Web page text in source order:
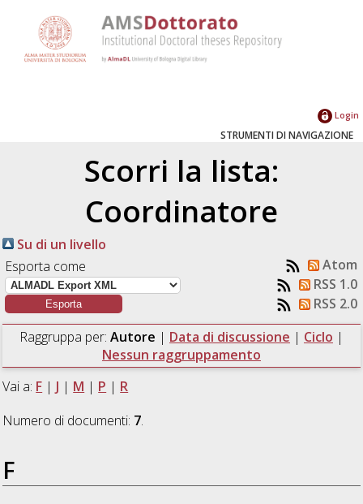
Login
STRUMENTI DI NAVIGAZIONE
Scorri la lista:
Coordinatore
Su di un livello
Esporta come
Atom
RSS 1.0
RSS 2.0
Raggruppa per: Autore | Data di discussione | Ciclo |
Nessun raggruppamento
Vai a: F | J | M | P | R
Numero di documenti: 7.
F